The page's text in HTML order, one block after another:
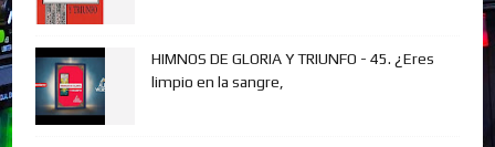
HIMNOS DE GLORIA Y TRIUNFO - 45. ¿Eres
limpio en la sangre,